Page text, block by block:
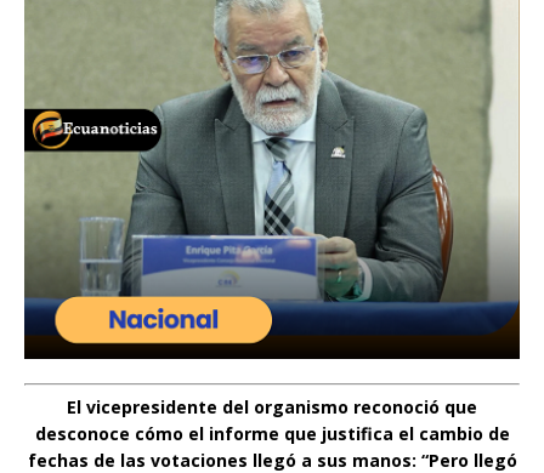
El vicepresidente del organismo reconoció que
desconoce cómo el informe que justifica el cambio de
fechas de las votaciones llegó a sus manos: “Pero llegó